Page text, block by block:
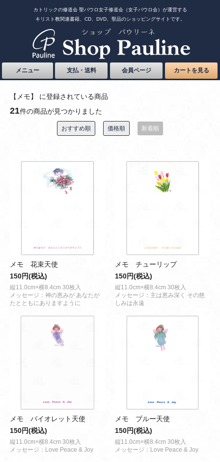
カトリックの修道会 聖パウロ女子修道会（女子パウロ会）が運営する
キリスト教関連書籍、CD、DVD、聖品のショッピングサイトです。
メニュー 支払・送料 会員ページ カートを見る
【メモ】 に登録されている商品
21件の商品が見つかりました
おすすめ順 価格順 新着順
メモ 花束天使
150円(税込)
縦11.0cm×横8.4cm 30枚入
メッセージ：神の恵みが あなたが
たとともにありますように
メモ チューリップ
150円(税込)
縦11.0cm×横8.4cm 30枚入
メッセージ：主は恵み深く その慈
しみは永遠
メモ バイオレット天使
150円(税込)
縦11.0cm×横8.4cm 30枚入
メッセージ：Love Peace & Joy
メモ ブルー天使
150円(税込)
縦11.0cm×横8.4cm 30枚入
メッセージ：Love Peace & Joy